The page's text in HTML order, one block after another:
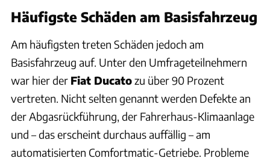
Häufigste Schäden am Basisfahrzeug
Am häufigsten treten Schäden jedoch am
Basisfahrzeug auf. Unter den Umfrageteilnehmern
war hier der Fiat Ducatozu über 90 Prozent
vertreten. Nicht selten genannt werden Defekte an
der Abgasrückführung, der Fahrerhaus-Klimaanlage
und – das erscheint durchaus auffällig – am
automatisierten Comfortmatic-Getriebe. Probleme